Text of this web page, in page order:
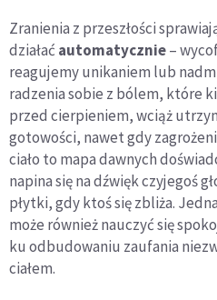
Zranienia z przeszłości
działać automatycznie–
reagujemy unikaniem lub
radzenia sobie z bólem, które
przed cierpieniem, wciąż
gotowości, nawet gdy
ciało to mapa dawnych
napina się na dźwięk czyjegoś
płytki, gdy ktoś się zbliża.
może również nauczyć się
ku odbudowaniu zaufania
ciałem.